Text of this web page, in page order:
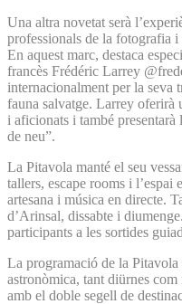
Una altra novetat serà
professionals de la fotografia i
En aquest marc, destaca
francès Frédéric Larrey
internacionalment per la seva
fauna salvatge. Larrey oferirà
i aficionats i també
de neu”.
La Pitavola manté el seu
tallers, escape rooms i
artesana i música en directe.
d’Arinsal, dissabte i
participants a les sortides
La programació de la
astronòmica, tant diürnes
amb el doble segell de